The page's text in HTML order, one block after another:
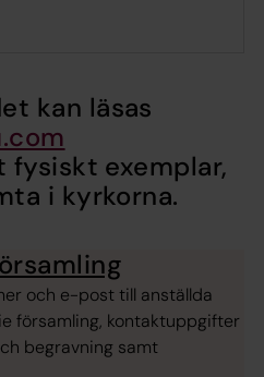
kan läsas
fysiskt exemplar,
i kyrkorna.
och e-post till anställda
församling, kontaktuppgifter
begravning samt